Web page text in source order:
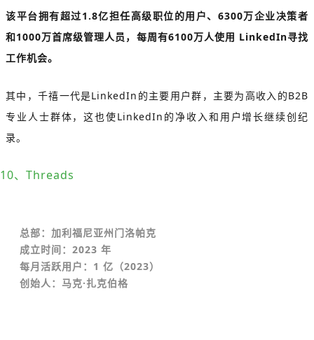
该平台拥有超过1.8亿担任高级职位的用户、6300万企业决策者
和1000万首席级管理人员，每周有6100万人使用 LinkedIn寻找
工作机会。
其中，千禧一代是LinkedIn的主要用户群，主要为高收入的B2B
专业人士群体，这也使LinkedIn的净收入和用户增长继续创纪
录。
10、Threads
总部：加利福尼亚州门洛帕克
成立时间：2023 年
每月活跃用户：1 亿（2023）
创始人：马克·扎克伯格